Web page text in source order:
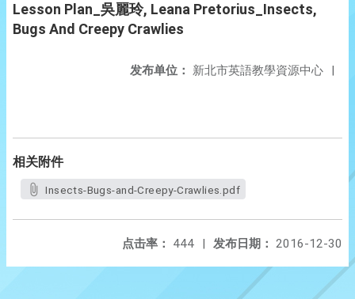
Lesson Plan_吳麗玲, Leana Pretorius_Insects,
Bugs And Creepy Crawlies
发布单位： 新北市英語教學資源中心 |
相关附件
Insects-Bugs-and-Creepy-Crawlies.pdf
发布日期： 2016-12-30
点击率： 444 |